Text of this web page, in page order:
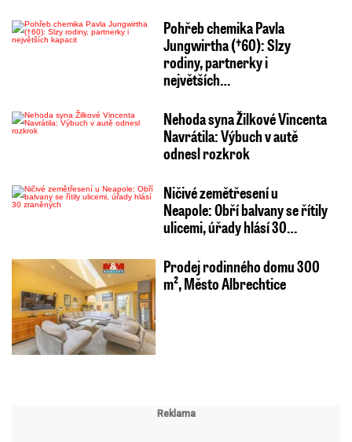
Pohřeb chemika Pavla
Jungwirtha (†60): Slzy
rodiny, partnerky i
největších…
Nehoda syna Žilkové Vincenta
Navrátila: Výbuch v autě
odnesl rozkrok
Ničivé zemětřesení u
Neapole: Obří balvany se řítily
ulicemi, úřady hlásí 30…
Prodej rodinného domu 300
m², Město Albrechtice